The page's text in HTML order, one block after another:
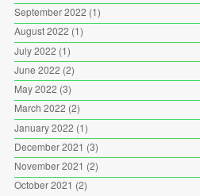
September 2022 (1)
August 2022 (1)
July 2022 (1)
June 2022 (2)
May 2022 (3)
March 2022 (2)
January 2022 (1)
December 2021 (3)
November 2021 (2)
October 2021 (2)